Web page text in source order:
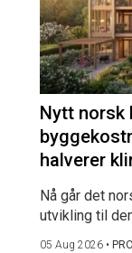
Nytt norsk
halverer
Nå går det
utvikling til
05 Aug 2026 •